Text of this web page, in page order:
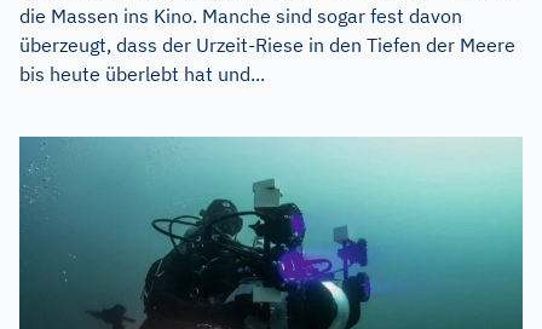
die Massen ins Kino. Manche sind sogar fest davon
überzeugt, dass der Urzeit-Riese in den Tiefen der Meere
bis heute überlebt hat und...